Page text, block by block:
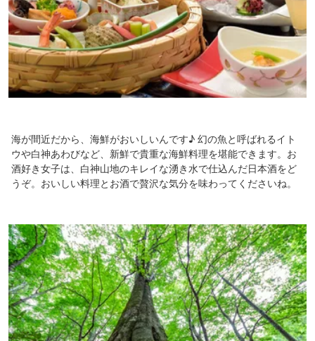
海が間近だから、海鮮がおいしいんです♪ 幻の魚と呼ばれるイト
ウや白神あわびなど、新鮮で貴重な海鮮料理を堪能できます。お
酒好き女子は、白神山地のキレイな湧き水で仕込んだ日本酒をど
うぞ。おいしい料理とお酒で贅沢な気分を味わってくださいね。